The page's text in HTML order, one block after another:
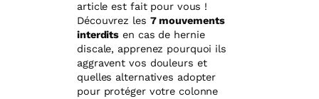
article est fait pour vous !
Découvrez les 7 mouvements
interdits en cas de hernie
discale, apprenez pourquoi ils
aggravent vos douleurs et
quelles alternatives adopter
pour protéger votre colonne